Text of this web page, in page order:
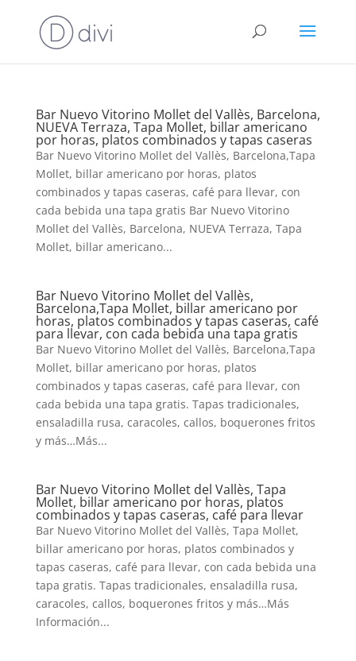
Bar Nuevo Vitorino Mollet del Vallès, Barcelona,
NUEVA Terraza, Tapa Mollet, billar americano
por horas, platos combinados y tapas caseras
Bar Nuevo Vitorino Mollet del Vallès, Barcelona,Tapa
Mollet, billar americano por horas, platos
combinados y tapas caseras, café para llevar, con
cada bebida una tapa gratis Bar Nuevo Vitorino
Mollet del Vallès, Barcelona, NUEVA Terraza, Tapa
Mollet, billar americano...
Bar Nuevo Vitorino Mollet del Vallès,
Barcelona,Tapa Mollet, billar americano por
horas, platos combinados y tapas caseras, café
para llevar, con cada bebida una tapa gratis
Bar Nuevo Vitorino Mollet del Vallès, Barcelona,Tapa
Mollet, billar americano por horas, platos
combinados y tapas caseras, café para llevar, con
cada bebida una tapa gratis. Tapas tradicionales,
ensaladilla rusa, caracoles, callos, boquerones fritos
y más…Más...
Bar Nuevo Vitorino Mollet del Vallès, Tapa
Mollet, billar americano por horas, platos
combinados y tapas caseras, café para llevar
Bar Nuevo Vitorino Mollet del Vallès, Tapa Mollet,
billar americano por horas, platos combinados y
tapas caseras, café para llevar, con cada bebida una
tapa gratis. Tapas tradicionales, ensaladilla rusa,
caracoles, callos, boquerones fritos y más…Más
Información...